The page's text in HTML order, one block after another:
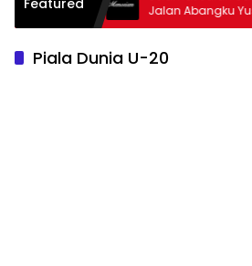
Jalan Abangku Yuslam
Piala Dunia U-20